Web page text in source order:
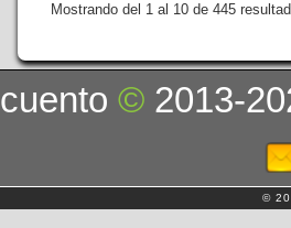
Mostrando del 1 al 10 de 445
cuento© 2013-
©